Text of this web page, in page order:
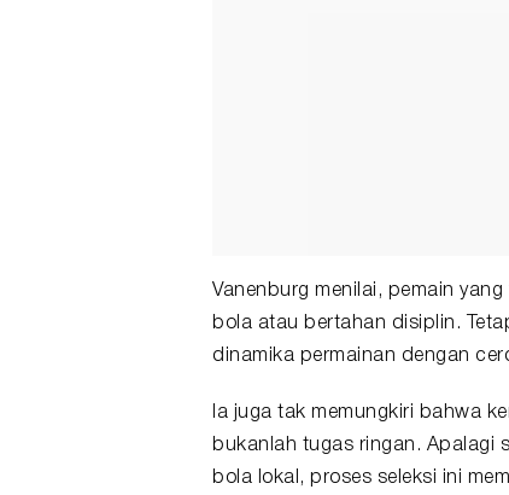
Vanenburg menilai, pemain
bola atau bertahan disiplin.
dinamika permainan dengan
Ia juga tak memungkiri bahwa
bukanlah tugas ringan. Apalagi
bola lokal, proses seleksi ini